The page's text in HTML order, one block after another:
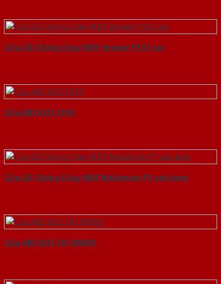
Cửa Gỗ Chống Cháy MDF Veneer P1G1 soi
Cửa ABS KOS 101D
Cửa Gỗ Chống Cháy MDF Melamine P1 van kem
Cửa ABS KOS 101 W0901